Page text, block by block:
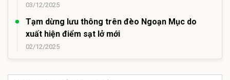
03/12/2025
Tạm dừng lưu thông trên đèo Ngoạn Mục do
xuất hiện điểm sạt lở mới
02/12/2025